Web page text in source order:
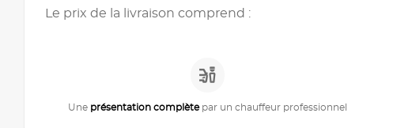
Le prix de la livraison comprend :
Une présentation complètepar un chauffeur professionnel